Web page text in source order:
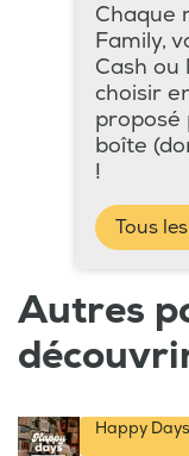
Chaque
Family,
Cash ou
choisir
proposé
boîte
!
Tous
Autres
Happy